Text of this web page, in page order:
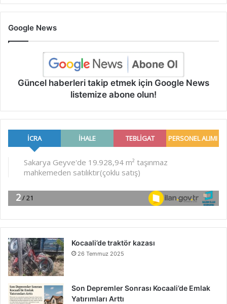
Google News
Güncel haberleri takip etmek için Google News
listemize abone olun!
Kocaali’de traktör kazası
26 Temmuz 2025
Son Depremler Sonrası Kocaali’de Emlak
Yatırımları Arttı